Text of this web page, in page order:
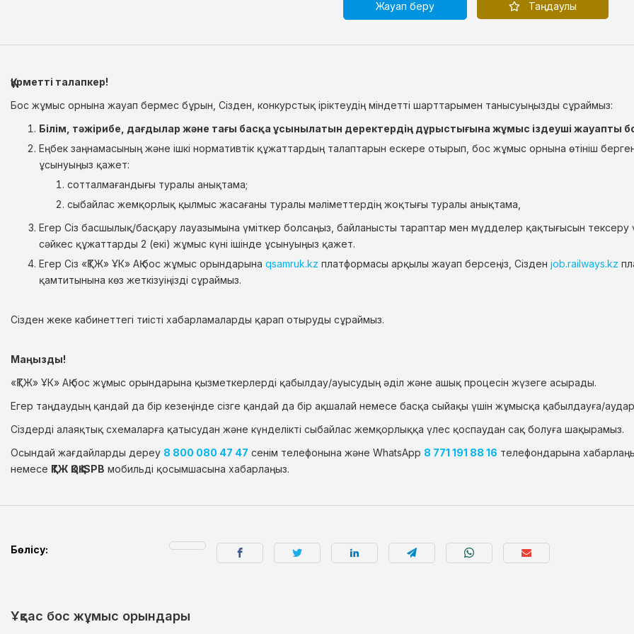
Жауап беру Таңдаулы
Құрметті талапкер!
Бос жұмыс орнына жауап бермес бұрын, Сізден, конкурстық іріктеудің міндетті шарттарымен танысуыңызды сұраймыз:
Білім, тәжірибе, дағдылар және тағы басқа ұсынылатын деректердің дұрыстығына жұмыс іздеуші жауапты
Еңбек заңнамасының және ішкі нормативтік құжаттардың талаптарын ескере отырып, бос жұмыс орнына өтініш
ұсынуыңыз қажет:
сотталмағандығы туралы анықтама;
сыбайлас жемқорлық қылмыс жасағаны туралы мәліметтердің жоқтығы туралы анықтама,
Егер Сіз басшылық/басқару лауазымына үміткер болсаңыз, байланысты тараптар мен мүдделер қақтығысын тексеру
сәйкес құжаттарды 2 (екі) жұмыс күні ішінде ұсынуыңыз қажет.
Егер Сіз «ҚТЖ» ҰК» АҚ бос жұмыс орындарына qsamruk.kz платформасы арқылы жауап берсеңіз, Сізден job.railways.kz
қамтитынына көз жеткізуіңізді сұраймыз.
Сізден жеке кабинеттегі тиісті хабарламаларды қарап отыруды сұраймыз.
Маңызды!
«ҚТЖ» ҰК» АҚ бос жұмыс орындарына қызметкерлерді қабылдау/ауысудың әділ және ашық процесін жүзеге асырады.
Егер таңдаудың қандай да бір кезеңінде сізге қандай да бір ақшалай немесе басқа сыйақы үшін жұмысқа қабылдауға/
Сіздерді алаяқтық схемаларға қатысудан және күнделікті сыбайлас жемқорлыққа үлес қоспаудан сақ болуға шақырамыз.
Осындай жағдайларды дереу 8 800 080 47 47 сенім телефонына және WhatsApp 8 771 191 88 16 телефондарына
немесе ҚТЖ ҚОҚ ISPB мобильді қосымшасына хабарлаңыз.
Бөлісу:
Ұқсас бос жұмыс орындары